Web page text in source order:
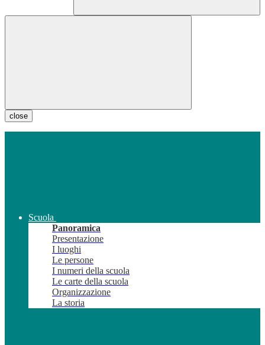
close
Scuola
Panoramica
Presentazione
I luoghi
Le persone
I numeri della scuola
Le carte della scuola
Organizzazione
La storia